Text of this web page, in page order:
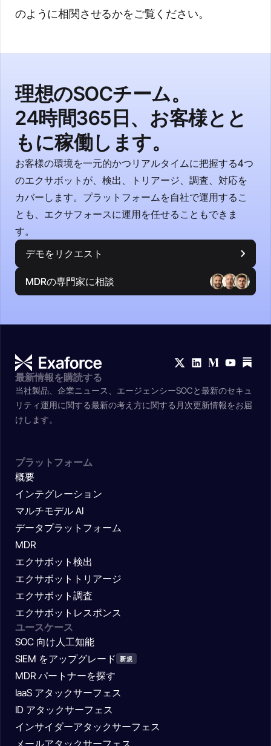
のように相関させるかをご覧ください。
理想のSOCチーム。
24時間365日、お客様とと
もに稼働します。
お客様の環境を一元的かつリアルタイムに把握する4つ
のエクサボットが、検出、トリアージ、調査、対応を
カバーします。プラットフォームを自社で運用するこ
とも、エクサフォースに運用を任せることもできま
す。
デモをリクエスト
MDRの専門家に相談
最新情報を購読する
当社製品、企業ニュース、エージェンシーSOCと最新のセキュ
リティ運用に関する最新の考え方に関する月次更新情報をお届
けします。
プラットフォーム
概要
インテグレーション
マルチモデル AI
データプラットフォーム
MDR
エクサボット検出
エクサボットトリアージ
エクサボット調査
エクサボットレスポンス
ユースケース
SOC 向け人工知能
SIEM をアップグレード
新規
MDR パートナーを探す
IaaS アタックサーフェス
ID アタックサーフェス
インサイダーアタックサーフェス